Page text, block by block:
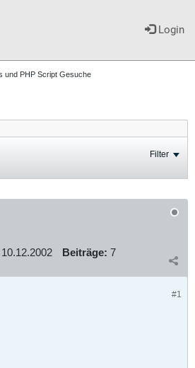
Login
und PHP Script Gesuche
Filter
10.12.2002 Beiträge: 7
#1